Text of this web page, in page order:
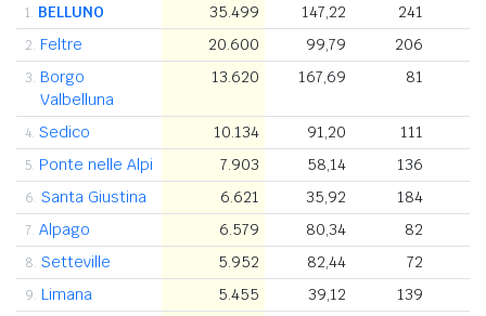
1. BELLUNO 35.499 147,22 241
2. Feltre 20.600 99,79 206
3. Borgo
Valbelluna
13.620 167,69 81
4. Sedico 10.134 91,20 111
5. Ponte nelle Alpi 7.903 58,14 136
6. Santa Giustina 6.621 35,92 184
7. Alpago 6.579 80,34 82
8. Setteville 5.952 82,44 72
9. Limana 5.455 39,12 139